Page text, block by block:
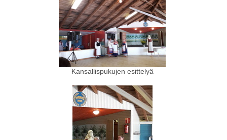
Kansallispukujen esittelyä